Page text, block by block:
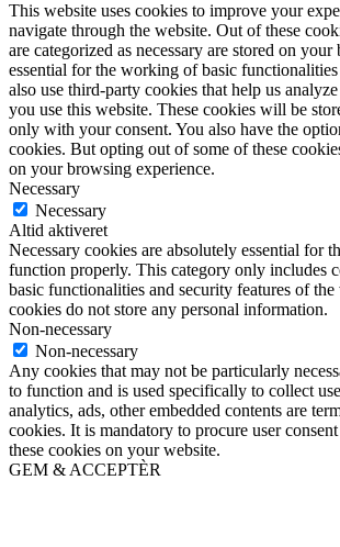
This website uses cookies to improve your
navigate through the website. Out of these
are categorized as necessary are stored on your
essential for the working of basic
also use third-party cookies that help us
you use this website. These cookies will be
only with your consent. You also have the
cookies. But opting out of some of these
on your browsing experience.
Necessary
Necessary
Altid aktiveret
Necessary cookies are absolutely essential for
function properly. This category only includes
basic functionalities and security features of the
cookies do not store any personal information.
Non-necessary
Non-necessary
Any cookies that may not be particularly
to function and is used specifically to collect
analytics, ads, other embedded contents are
cookies. It is mandatory to procure user
these cookies on your website.
GEM & ACCEPTÈR